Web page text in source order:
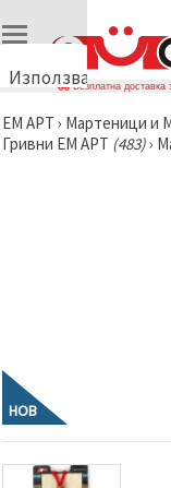
Използваме
🍪
Използваме
съгласие,
да
анализираме
трафика и
да
показваме
Безплатна доставка
ЕМ АРТ › Мартеници и
Гривни ЕМ АРТ (483)›
НОВ